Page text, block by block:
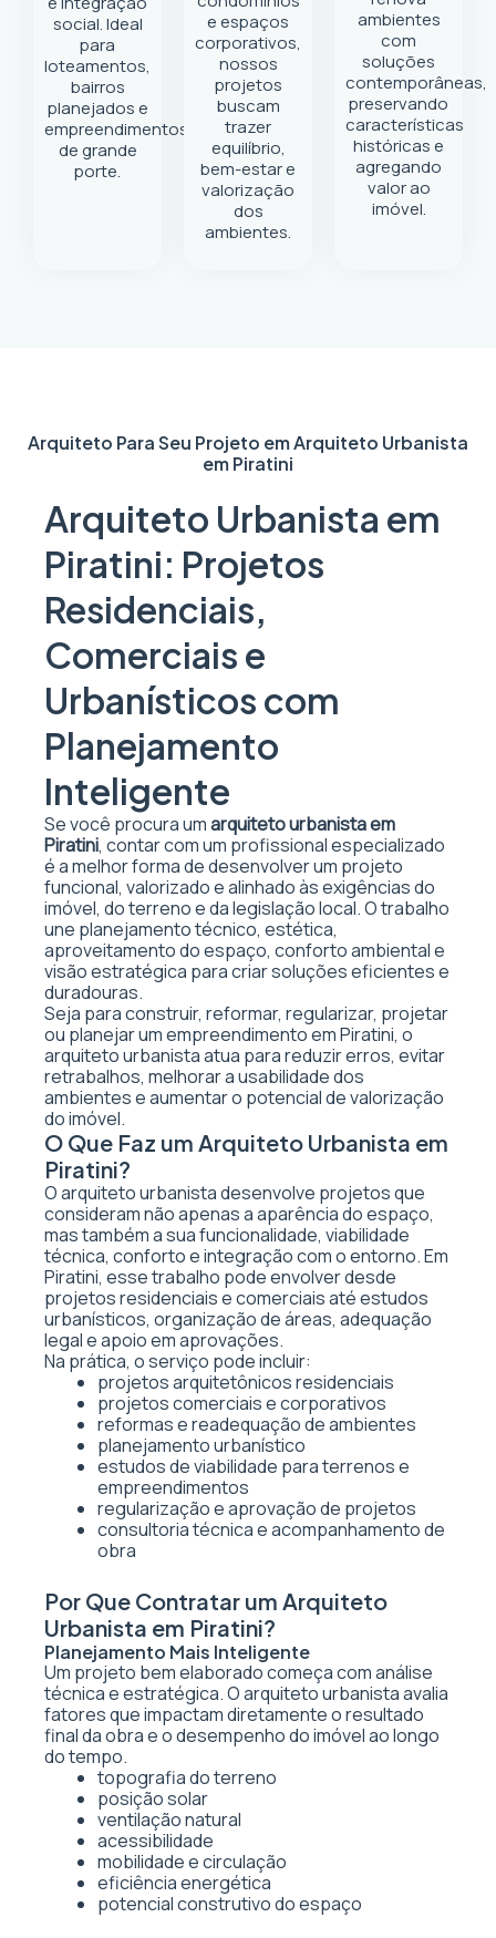
social. Ideal
para
loteamentos,
bairros
planejados e
empreendimentos
de grande
porte.
e espaços
corporativos,
nossos
projetos
buscam
trazer
equilíbrio,
bem-estar e
valorização
dos
ambientes.
ambientes
com
soluções
contemporâneas,
preservando
características
históricas e
agregando
valor ao
imóvel.
Arquiteto Para Seu Projeto emArquiteto Urbanista
em Piratini
Arquiteto Urbanista em
Piratini: Projetos
Residenciais,
Comerciais e
Urbanísticos com
Planejamento
Inteligente
Se você procura umarquiteto urbanista em
Piratini, contar com um profissional especializado
é a melhor forma de desenvolver um projeto
funcional, valorizado e alinhado às exigências do
imóvel, do terreno e da legislação local. O trabalho
une planejamento técnico, estética,
aproveitamento do espaço, conforto ambiental e
visão estratégica para criar soluções eficientes e
duradouras.
Seja para construir, reformar, regularizar, projetar
ou planejar um empreendimento em Piratini, o
arquiteto urbanista atua para reduzir erros, evitar
retrabalhos, melhorar a usabilidade dos
ambientes e aumentar o potencial de valorização
do imóvel.
O Que Faz um Arquiteto Urbanista em
Piratini?
O arquiteto urbanista desenvolve projetos que
consideram não apenas a aparência do espaço,
mas também a sua funcionalidade, viabilidade
técnica, conforto e integração com o entorno. Em
Piratini, esse trabalho pode envolver desde
projetos residenciais e comerciais até estudos
urbanísticos, organização de áreas, adequação
legal e apoio em aprovações.
Na prática, o serviço pode incluir:
projetos arquitetônicos residenciais
projetos comerciais e corporativos
reformas e readequação de ambientes
planejamento urbanístico
estudos de viabilidade para terrenos e
empreendimentos
regularização e aprovação de projetos
consultoria técnica e acompanhamento de
obra
Por Que Contratar um Arquiteto
Urbanista em Piratini?
Planejamento Mais Inteligente
Um projeto bem elaborado começa com análise
técnica e estratégica. O arquiteto urbanista avalia
fatores que impactam diretamente o resultado
final da obra e o desempenho do imóvel ao longo
do tempo.
topografia do terreno
posição solar
ventilação natural
acessibilidade
mobilidade e circulação
eficiência energética
potencial construtivo do espaço